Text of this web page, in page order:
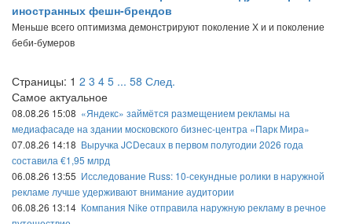
иностранных фешн-брендов
Меньше всего оптимизма демонстрируют поколение Х и и поколение
беби-бумеров
Страницы: 1 2 3 4 5 ... 58 След.
Самое актуальное
08.08.26 15:08 «Яндекс» займётся размещением рекламы на
медиафасаде на здании московского бизнес-центра «Парк Мира»
07.08.26 14:18 Выручка JCDecaux в первом полугодии 2026 года
составила €1,95 млрд
06.08.26 13:55 Исследование Russ: 10-секундные ролики в наружной
рекламе лучше удерживают внимание аудитории
06.08.26 13:14 Компания Nike отправила наружную рекламу в речное